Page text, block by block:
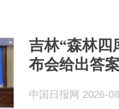
吉林“森林四
布会给出答
中国日报网 2026-